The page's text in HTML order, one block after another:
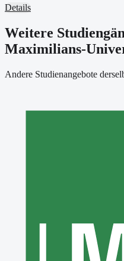
Details
Weitere
Maximilians-
Andere Studienangebote